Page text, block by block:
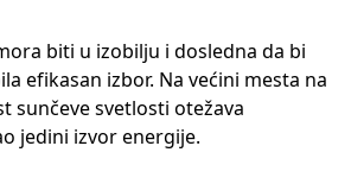
biti u izobilju i dosledna da bi
efikasan izbor. Na većini mesta na
sunčeve svetlosti otežava
jedini izvor energije.